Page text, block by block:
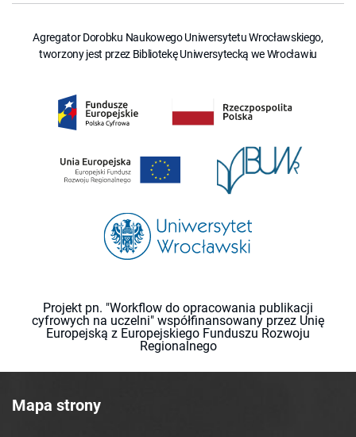
Agregator Dorobku Naukowego Uniwersytetu Wrocławskiego,
tworzony jest przez Bibliotekę Uniwersytecką we Wrocławiu
Projekt pn. "Workflow do opracowania publikacji
cyfrowych na uczelni" współfinansowany przez Unię
Europejską z Europejskiego Funduszu Rozwoju
Regionalnego
Mapa strony